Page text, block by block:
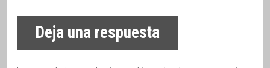
Deja una respuesta